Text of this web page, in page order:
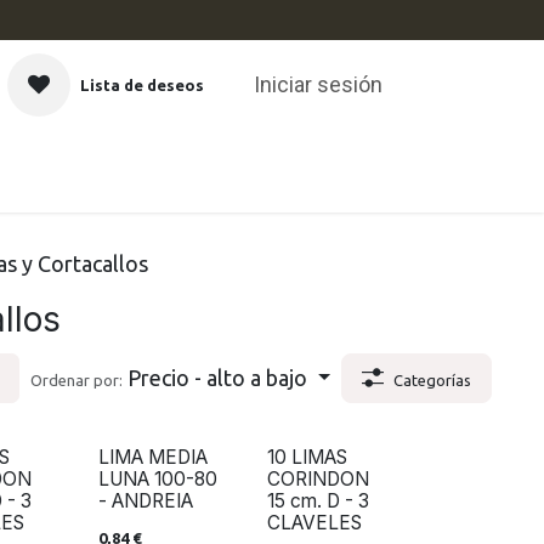
Lista de deseos Iniciar sesión
y Cortacallos
Ordenar por: Precio - alto a bajo Categorías
- 3
LIMA MEDIA
LUNA 100-80
- ANDREIA
0,84€
10 LIMAS
CORINDON
15 cm. D - 3
CLAVELES